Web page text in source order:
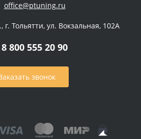
office@ptuning.ru
г. Тольятти, ул. Вокзальная, 102А
8 800 555 20 90
звонок